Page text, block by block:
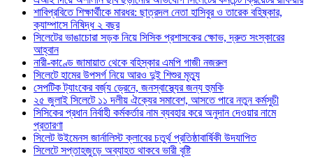
শাবিপ্রবিতে শিক্ষার্থীকে মারধর: ছাত্রদল নেতা হাসিবুর ও তারেক বহিষ্কার,
ক্যাম্পাসে নিষিদ্ধ ২ বছর
সিলেটের ভাঙাচোরা সড়ক নিয়ে সিসিক প্রশাসকের ক্ষোভ, দ্রুত সংস্কারের
আহ্বান
নারী-কাণ্ডে জামায়াত থেকে বহিস্কার এমপি গাজী নজরুল
সিলেটে হামের উপসর্গ নিয়ে আরও দুই শিশুর মৃত্যু
সেপটিক ট্যাংকের বর্জ্য ড্রেনে, জনস্বাস্থ্যের জন্য হুমকি
২৫ জুলাই সিলেটে ১১ দলীয় ঐক্যের সমাবেশ, আসতে পারে নতুন কর্মসুচী
সিসিকের প্রধান নির্বাহী কর্মকর্তার নাম ব্যবহার করে অনুদান দেওয়ার নামে
প্রতারণা
সিলেট উইমেনস জার্নালিস্ট ক্লাবের চতুর্থ প্রতিষ্ঠাবার্ষিকী উদযাপিত
সিলেটে সপ্তাহজুড়ে অব্যাহত থাকবে ভারী বৃষ্টি